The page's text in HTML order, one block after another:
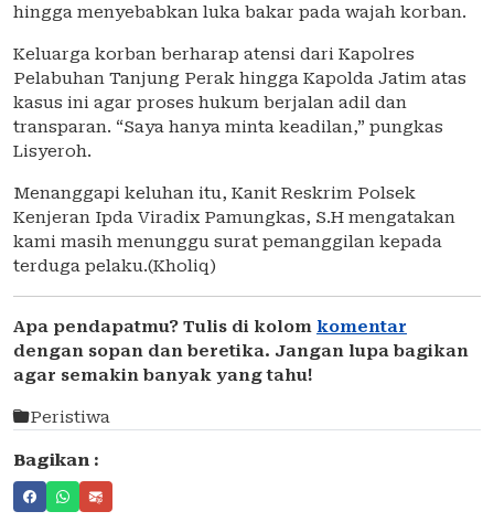
hingga menyebabkan luka bakar pada wajah korban.
Keluarga korban berharap atensi dari Kapolres
Pelabuhan Tanjung Perak hingga Kapolda Jatim atas
kasus ini agar proses hukum berjalan adil dan
transparan. “Saya hanya minta keadilan,” pungkas
Lisyeroh.
Menanggapi keluhan itu, Kanit Reskrim Polsek
Kenjeran Ipda Viradix Pamungkas, S.H mengatakan
kami masih menunggu surat pemanggilan kepada
terduga pelaku.(Kholiq)
Apa pendapatmu? Tulis di kolom komentar
dengan sopan dan beretika. Jangan lupa bagikan
agar semakin banyak yang tahu!
Peristiwa
Bagikan :